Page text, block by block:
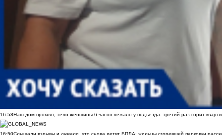
16:58Наш дом проклят, тело женщины 6 часов лежало у подъезда: третий раз горит
16:50Слышали взрывы и думали, что снова летят БПЛА: жильцы сгоревшей парковки